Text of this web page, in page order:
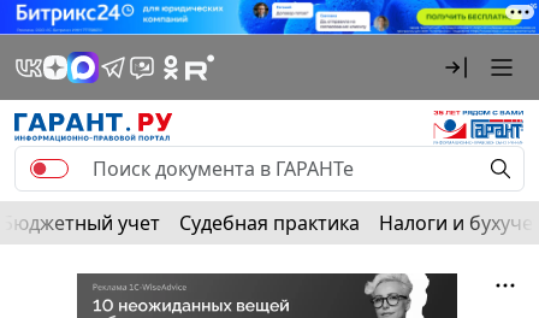
Бюджетный учет Судебная практика Налоги и